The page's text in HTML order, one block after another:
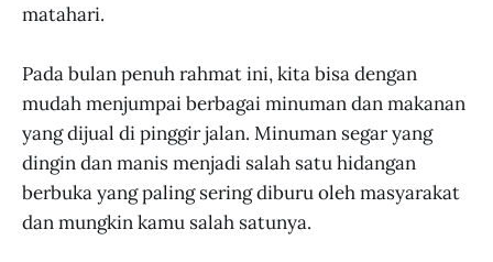
matahari.
Pada bulan penuh rahmat ini, kita bisa dengan
mudah menjumpai berbagai minuman dan makanan
yang dijual di pinggir jalan. Minuman segar yang
dingin dan manis menjadi salah satu hidangan
berbuka yang paling sering diburu oleh masyarakat
dan mungkin kamu salah satunya.